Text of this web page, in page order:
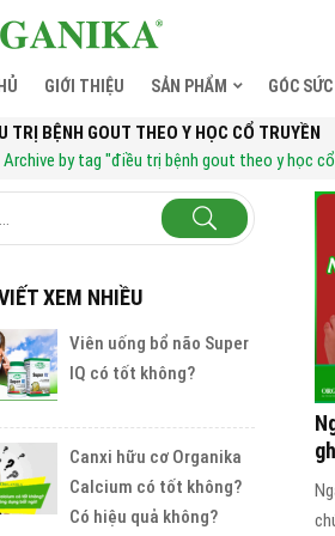
GIỚI THIỆU SẢN PHẨM GÓC
TRỊ BỆNH GOUT THEO Y HỌC CỔ TRUYỀN
Archive by tag "điều trị bệnh gout theo y học
XEM NHIỀU
Viên uống bổ não Super
IQ có tốt không?
Canxi hữu cơ Organika
Calcium có tốt không?
Có hiệu quả không?